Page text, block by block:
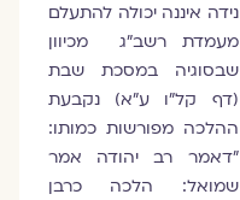
נידה איננה יכולה להתעלם
מעמדת רשב"ג מכיוון
שבסוגיה במסכת שבת
(דף קל"ו ע"א) נקבעת
ההלכה מפורשות כמותו:
"דאמר רב יהודה אמר
שמואל: הלכה כרבן